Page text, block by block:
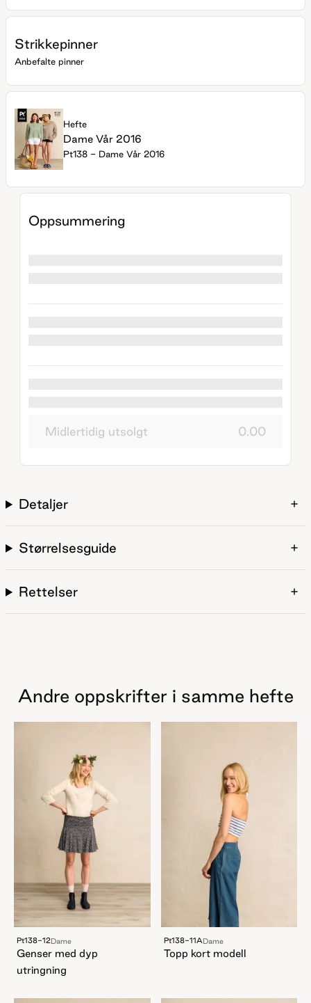
Strikkepinner
Anbefalte pinner
Hefte
Dame Vår 2016
Pt138 - Dame Vår 2016
Oppsummering
Midlertidig utsolgt 0.00
Detaljer
Størrelsesguide
Rettelser
Andre oppskrifter i samme hefte
Pt138-12Dame
Genser med dyp
utringning
Pt138-11ADame
Topp kort modell